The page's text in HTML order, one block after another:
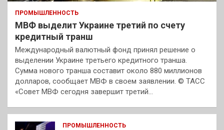
ПРОМЫШЛЕННОСТЬ
МВФ выделит Украине третий по счету
кредитный транш
Международный валютный фонд принял решение о
выделении Украине третьего кредитного транша.
Сумма нового транша составит около 880 миллионов
долларов, сообщает МВФ в своем заявлении. © ТАСС
«Совет МВФ сегодня завершит третий…
ПРОМЫШЛЕННОСТЬ